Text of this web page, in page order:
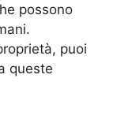
possono
puoi
queste